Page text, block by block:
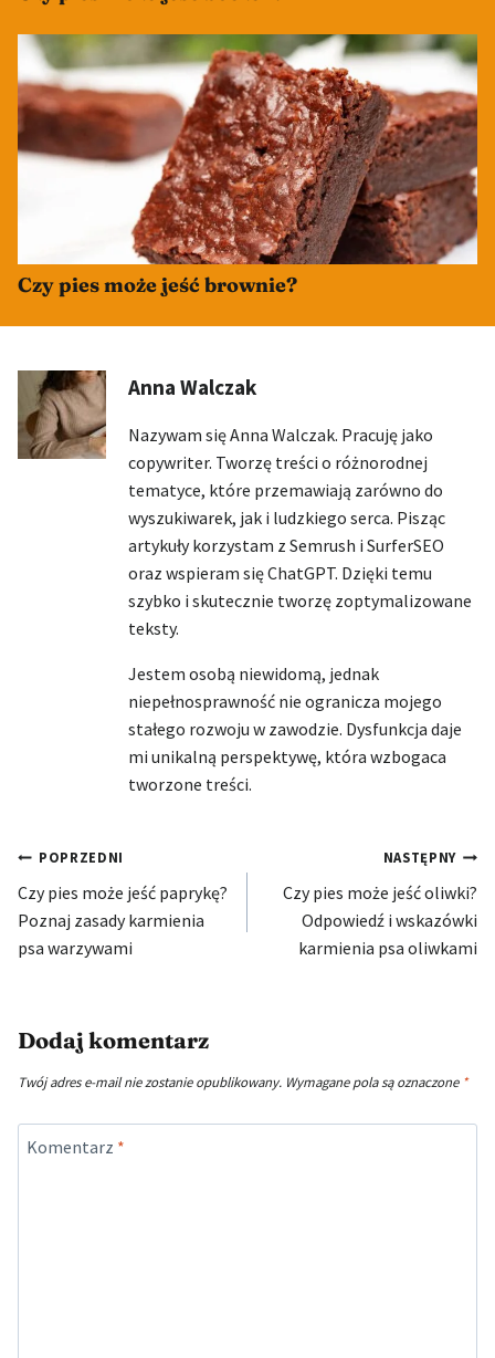
Czy pies może jeść brownie?
Anna Walczak
Nazywam się Anna Walczak. Pracuję jako
copywriter. Tworzę treści o różnorodnej
tematyce, które przemawiają zarówno do
wyszukiwarek, jak i ludzkiego serca. Pisząc
artykuły korzystam z Semrush i SurferSEO
oraz wspieram się ChatGPT. Dzięki temu
szybko i skutecznie tworzę zoptymalizowane
teksty.
Jestem osobą niewidomą, jednak
niepełnosprawność nie ogranicza mojego
stałego rozwoju w zawodzie. Dysfunkcja daje
mi unikalną perspektywę, która wzbogaca
tworzone treści.
Nawigacja
wpisu
POPRZEDNI
Czy pies może jeść paprykę?
Poznaj zasady karmienia
psa warzywami
NASTĘPNY
Czy pies może jeść oliwki?
Odpowiedź i wskazówki
karmienia psa oliwkami
Dodaj komentarz
Twój adres e-mail nie zostanie opublikowany. Wymagane pola są oznaczone *
Komentarz *